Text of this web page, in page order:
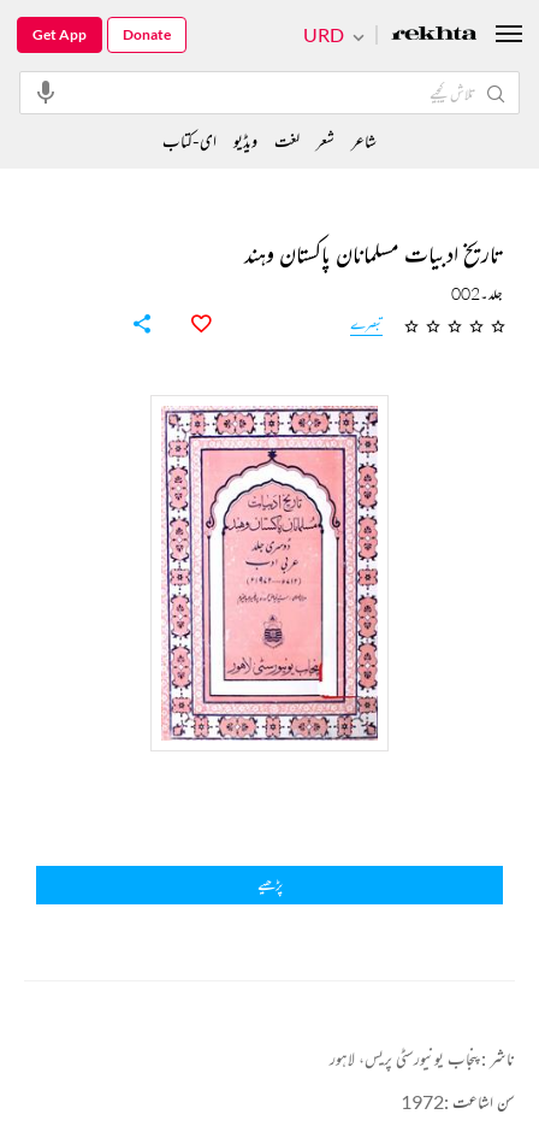
تاریخ ادبیات مسلمانان پاکستان وہند
جلد۔002
تبصرے
پڑھیے
ناشر :پنجاب یونیورسٹی پریس، لاہور
سن اشاعت :1972
URD
Get App Donate
شاعر شعر لغت ویڈیو ای-کتاب